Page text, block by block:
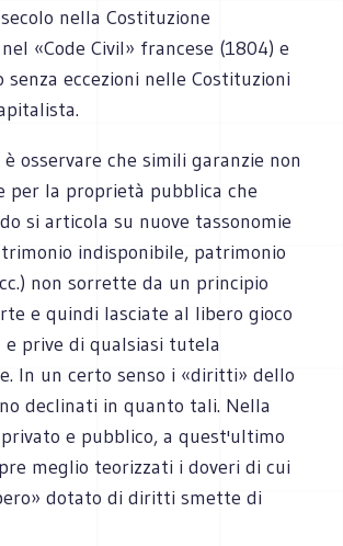
nella Costituzione
«Code Civil» francese (1804) e
eccezioni nelle Costituzioni
osservare che simili garanzie non
per la proprietà pubblica che
si articola su nuove tassonomie
indisponibile, patrimonio
non sorrette da un principio
e quindi lasciate al libero gioco
prive di qualsiasi tutela
In un certo senso i «diritti» dello
declinati in quanto tali. Nella
e pubblico, a quest'ultimo
meglio teorizzati i doveri di cui
dotato di diritti smette di